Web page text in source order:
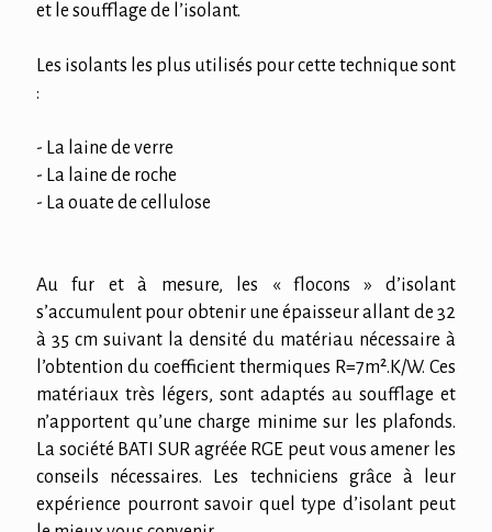
et le soufflage de l’isolant.
Les isolants les plus utilisés pour cette technique sont
:
- La laine de verre
- La laine de roche
- La ouate de cellulose
Au fur et à mesure, les « flocons » d’isolant
s’accumulent pour obtenir une épaisseur allant de 32
à 35 cm suivant la densité du matériau nécessaire à
l’obtention du coefficient thermiques R=7m².K/W. Ces
matériaux très légers, sont adaptés au soufflage et
n’apportent qu’une charge minime sur les plafonds.
La société BATI SUR agréée RGE peut vous amener les
conseils nécessaires. Les techniciens grâce à leur
expérience pourront savoir quel type d’isolant peut